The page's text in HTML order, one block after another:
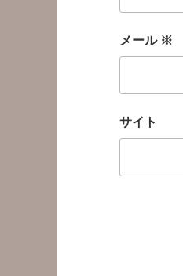
メール ※
サイト